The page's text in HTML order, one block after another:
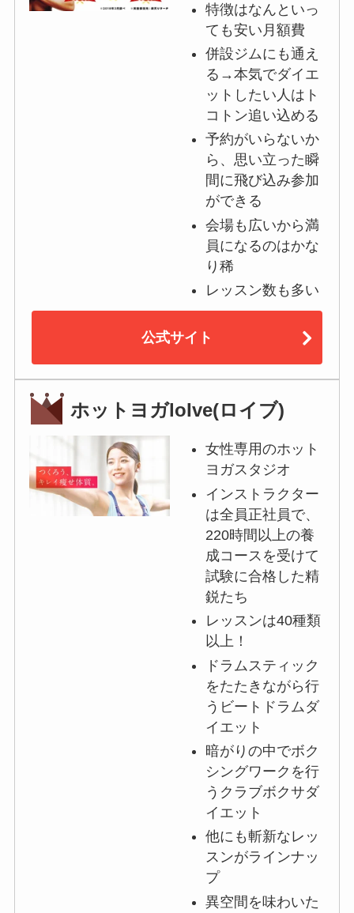
特徴はなんといっ
ても安い月額費
併設ジムにも通え
る→本気でダイエ
ットしたい人はト
コトン追い込める
予約がいらないか
ら、思い立った瞬
間に飛び込み参加
ができる
会場も広いから満
員になるのはかな
り稀
レッスン数も多い
公式サイト
ホットヨガloIve(ロイブ)
女性専用のホット
ヨガスタジオ
インストラクター
は全員正社員で、
220時間以上の養
成コースを受けて
試験に合格した精
鋭たち
レッスンは40種類
以上！
ドラムスティック
をたたきながら行
うビートドラムダ
イエット
暗がりの中でボク
シングワークを行
うクラブボクサダ
イエット
他にも斬新なレッ
スンがラインナッ
プ
異空間を味わいた